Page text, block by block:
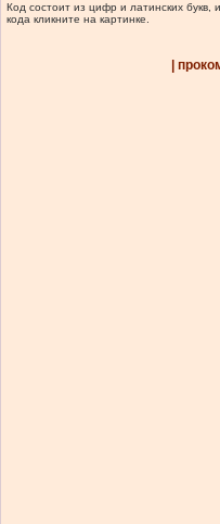
Код состоит из цифр и латинских букв,
кода кликните на картинке.
|